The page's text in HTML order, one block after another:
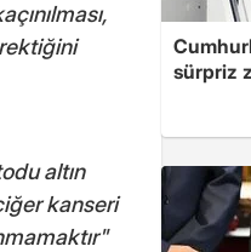
altın
kanseri
sürpriz